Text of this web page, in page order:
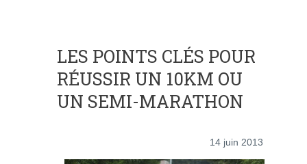
LES POINTS CLÉS POUR
RÉUSSIR UN 10KM OU
UN SEMI-MARATHON
14 juin 2013